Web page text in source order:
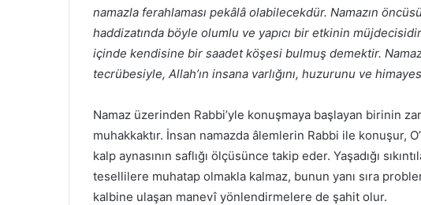
namazla ferahlaması pekâlâ olabilecekdür. Namazın
haddizatında böyle olumlu ve yapıcı bir etkinin
içinde kendisine bir saadet köşesi bulmuş demektir.
tecrübesiyle, Allah’ın insana varlığını, huzurunu ve
Namaz üzerinden Rabbi’yle konuşmaya başlayan birinin
muhakkaktır. İnsan namazda âlemlerin Rabbi ile konuşur,
kalp aynasının saflığı ölçüsünce takip eder. Yaşadığı
tesellilere muhatap olmakla kalmaz, bunun yanı sıra
kalbine ulaşan manevî yönlendir­melere de şahit olur.